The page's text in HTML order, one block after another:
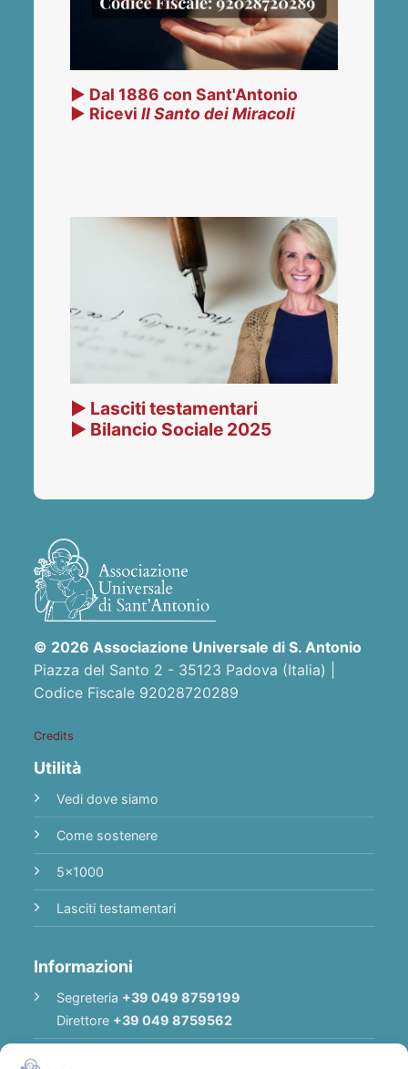
▶ Dal 1886 con Sant'Antonio
▶ RiceviIl Santo dei Miracoli
▶ Lasciti testamentari
▶ Bilancio Sociale 2025
© 2026 Associazione Universale di S. Antonio
Piazza del Santo 2 - 35123 Padova (Italia) |
Codice Fiscale 92028720289
Credits
Utilità
Vedi dove siamo
Come sostenere
5x1000
Lasciti testamentari
Informazioni
Segreteria +39 049 8759199
Direttore +39 049 8759562